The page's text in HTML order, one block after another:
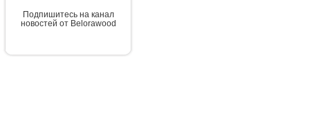
Подпишитесь на канал
новостей от Belorawood